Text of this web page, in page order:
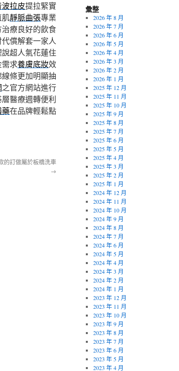
波拉皮提拉緊實
肌靜脈曲張專業
療良好的飲食
償解套一家人
說超人氣花蓮住
求養膚底妝效
條更加明顯抽
之官方網站進行
醫療週轉便利
藥在品牌輕鬆點
的訂做屬於板橋洗車
→
彙整
2026 年 8 月
2026 年 7 月
2026 年 6 月
2026 年 5 月
2026 年 4 月
2026 年 3 月
2026 年 2 月
2026 年 1 月
2025 年 12 月
2025 年 11 月
2025 年 10 月
2025 年 9 月
2025 年 8 月
2025 年 7 月
2025 年 6 月
2025 年 5 月
2025 年 4 月
2025 年 3 月
2025 年 2 月
2025 年 1 月
2024 年 12 月
2024 年 11 月
2024 年 10 月
2024 年 9 月
2024 年 8 月
2024 年 7 月
2024 年 6 月
2024 年 5 月
2024 年 4 月
2024 年 3 月
2024 年 2 月
2024 年 1 月
2023 年 12 月
2023 年 11 月
2023 年 10 月
2023 年 9 月
2023 年 8 月
2023 年 7 月
2023 年 6 月
2023 年 5 月
2023 年 4 月